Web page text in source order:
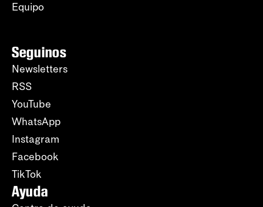
Equipo
Seguinos
Newsletters
RSS
YouTube
WhatsApp
Instagram
Facebook
TikTok
Ayuda